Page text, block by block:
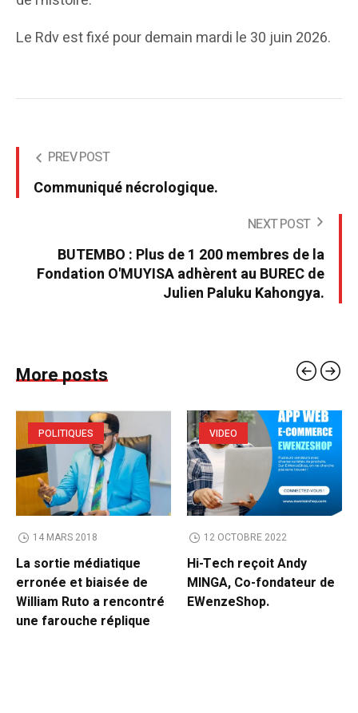
Le Rdv est fixé pour demain mardi le 30 juin 2026.
PREV POST
Communiqué nécrologique.
NEXT POST
BUTEMBO : Plus de 1 200 membres de la
Fondation O'MUYISA adhèrent au BUREC de
Julien Paluku Kahongya.
More posts
POLITIQUES
14 MARS 2018
La sortie médiatique
erronée et biaisée de
William Ruto a rencontré
une farouche réplique
VIDEO
12 OCTOBRE 2022
Hi-Tech reçoit Andy
MINGA, Co-fondateur de
EWenzeShop.